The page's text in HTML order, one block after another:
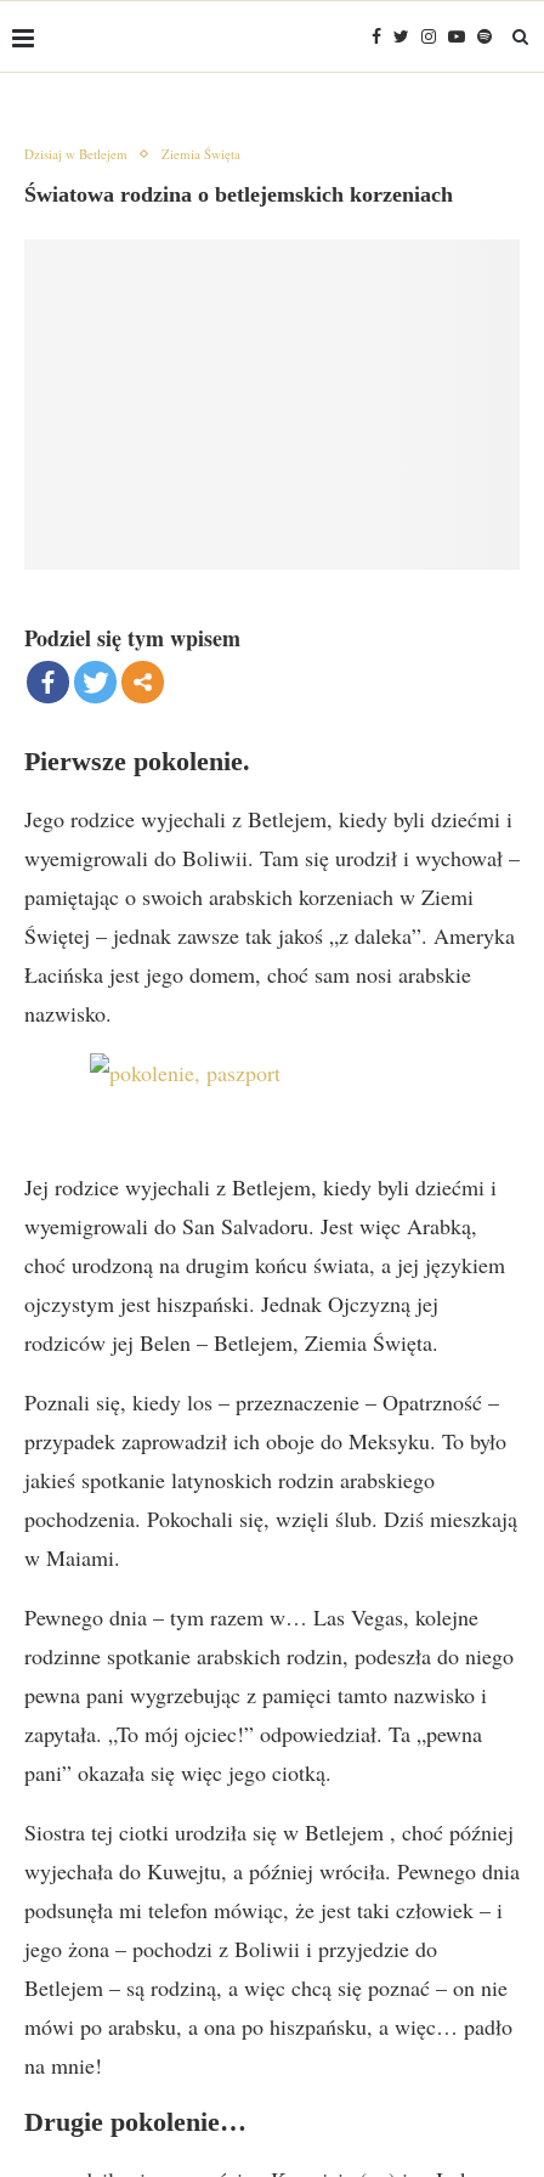
Dzisiaj w Betlejem Ziemia Święta
Światowa rodzina o betlejemskich korzeniach
Podziel się tym wpisem
Pierwsze pokolenie.
Jego rodzice wyjechali z Betlejem, kiedy byli dziećmi i
wyemigrowali do Boliwii. Tam się urodził i wychował –
pamiętając o swoich arabskich korzeniach w Ziemi
Świętej – jednak zawsze tak jakoś „z daleka”. Ameryka
Łacińska jest jego domem, choć sam nosi arabskie
nazwisko.
Jej rodzice wyjechali z Betlejem, kiedy byli dziećmi i
wyemigrowali do San Salvadoru. Jest więc Arabką,
choć urodzoną na drugim końcu świata, a jej językiem
ojczystym jest hiszpański. Jednak Ojczyzną jej
rodziców jej Belen – Betlejem, Ziemia Święta.
Poznali się, kiedy los – przeznaczenie – Opatrzność –
przypadek zaprowadził ich oboje do Meksyku. To było
jakieś spotkanie latynoskich rodzin arabskiego
pochodzenia. Pokochali się, wzięli ślub. Dziś mieszkają
w Maiami.
Pewnego dnia – tym razem w… Las Vegas, kolejne
rodzinne spotkanie arabskich rodzin, podeszła do niego
pewna pani wygrzebując z pamięci tamto nazwisko i
zapytała. „To mój ojciec!” odpowiedział. Ta „pewna
pani” okazała się więc jego ciotką.
Siostra tej ciotki urodziła się w Betlejem , choć później
wyjechała do Kuwejtu, a później wróciła. Pewnego dnia
podsunęła mi telefon mówiąc, że jest taki człowiek – i
jego żona – pochodzi z Boliwii i przyjedzie do
Betlejem – są rodziną, a więc chcą się poznać – on nie
mówi po arabsku, a ona po hiszpańsku, a więc… padło
na mnie!
Drugie pokolenie…